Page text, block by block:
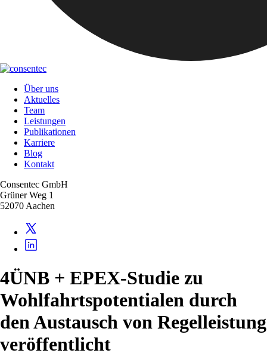
Über uns
Aktuelles
Team
Leistungen
Publikationen
Karriere
Blog
Kontakt
Consentec GmbH
Grüner Weg 1
52070 Aachen
4ÜNB + EPEX-Studie zu
Wohlfahrtspotentialen durch
den Austausch von Regelleistung
veröffentlicht